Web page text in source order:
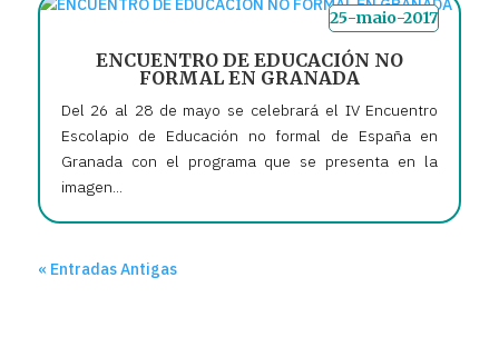
ENCUENTRO DE EDUCACIÓN NO
FORMAL EN GRANADA
25-maio-2017
Del 26 al 28 de mayo se celebrará el IV Encuentro
Escolapio de Educación no formal de España en
Granada con el programa que se presenta en la
imagen...
« Entradas Antigas